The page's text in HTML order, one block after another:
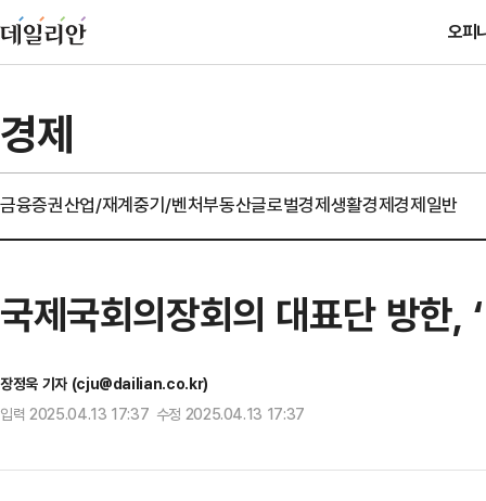
오피
경제
금융증권산업/재계중기/벤처부동산글로벌경제생활경제경제일반
국제국회의장회의 대표단 방한,
장정욱 기자 (cju@dailian.co.kr)
입력 2025.04.13 17:37 수정 2025.04.13 17:37